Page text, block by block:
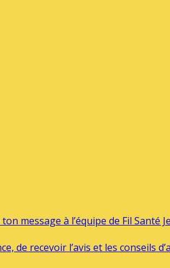
message à l’équipe de Fil Santé
de recevoir l’avis et les conseils